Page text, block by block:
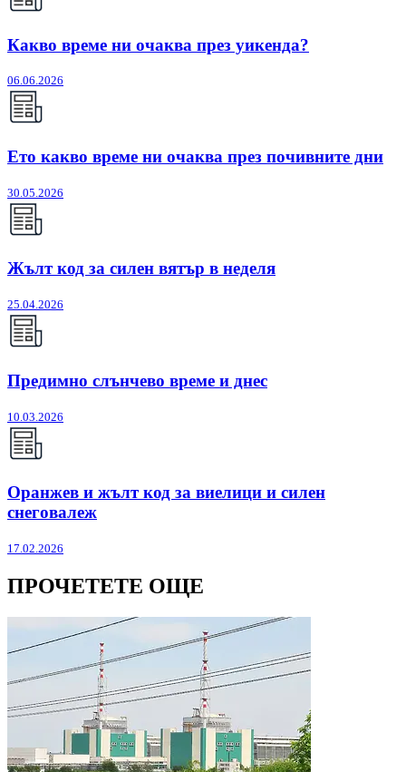
Какво време ни очаква през уикенда?
06.06.2026
Ето какво време ни очаква през почивните дни
30.05.2026
Жълт код за силен вятър в неделя
25.04.2026
Предимно слънчево време и днес
10.03.2026
Оранжев и жълт код за виелици и силен
снеговалеж
17.02.2026
ПРОЧЕТЕТЕ ОЩЕ